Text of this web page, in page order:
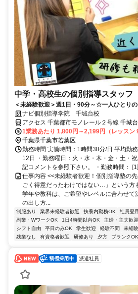
中学・高校生の個別指導スタッフ
＜未経験歓迎＞週1日・90分～☆一人ひとり
るお仕事！
ナビ個別指導学院 千城台校
アクセス 千葉都市モノレール２号線 千城
都市モノレール２号線 千城台北出入口2徒
ール２号線 小倉台出入口2徒歩約27分 千城
1業務あたり 1,800円～2,199円（レッスン
千葉県千葉市若葉区
勤務時間 実働時間：1時間30分/日 平均勤
12日 ・勤務曜日：火・水・木・金・土・
記コメントを参照下さい。 ・勤務時間：
仕事内容 <<未経験者歓迎！個別指導塾の
ごく得意だったわけではない…」という方
学年や教科は、ご希望やレベルに合わせて
の出し方...
制服あり 業界未経験者歓迎 扶養内勤務OK 社員登
副業・WワークOK
1日4時間以内OK 主婦・主夫歓迎
シフト自由
平日のみOK 学生歓迎 経験不問 未経
残業なし
有資格者歓迎 研修あり 夕方 ブランクOK
派遣社員